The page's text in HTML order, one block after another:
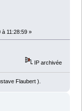
à 11:28:59 »
IP archivée
Flaubert ).